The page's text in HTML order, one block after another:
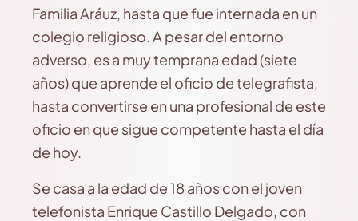
Familia Aráuz, hasta que fue internada en un
colegio religioso. A pesar del entorno
adverso, es a muy temprana edad (siete
años) que aprende el oficio de telegrafista,
hasta convertirse en una profesional de este
oficio en que sigue competente hasta el día
de hoy.
Se casa a la edad de 18 años con el joven
telefonista Enrique Castillo Delgado, con